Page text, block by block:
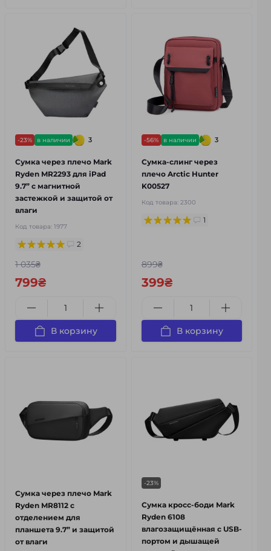
-23% в наличии 3
Сумка через плечо Mark
Ryden MR2293 для iPad
9.7” с магнитной
застежкой и защитой от
влаги
Код товара: 1977
2
1 035₴
799₴
В корзину
-56% в наличии 3
Сумка-слинг через
плечо Arctic Hunter
K00527
Код товара: 2300
1
899₴
399₴
В корзину
Сумка через плечо Mark
Ryden MR8112 с
отделением для
планшета 9.7” и защитой
от влаги
-23%
Сумка кросс-боди Mark
Ryden 6108
влагозащищённая с USB-
портом и дышащей